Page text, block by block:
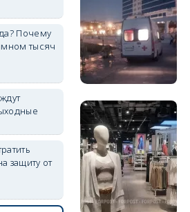
Почему
тысяч
защиту от